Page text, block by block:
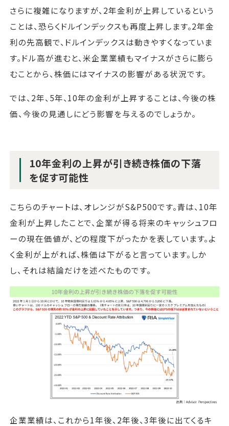
さらに複雑になりますが、2年金利が上昇しているという
ことは、恐らくドルインデックスも再度上昇します。2年金
利の先高観で、ドルインデックスは動きやすくなっていま
す。ドル高が進むと、米企業業績もマイナスがさらに膨ら
むことから、株価にはマイナスの影響がある状況です。
では、2年、5年、10年の金利が上昇することは、今後の株
価、今後の見通しにどう影響を与えるのでしょうか。
10年金利の上昇が引き続き株価の下落
を促す可能性
こちらのチャートは、オレンジがS&P500です。青は、10年
金利が上昇したことで、企業が得る将来のキャッシュフロ
ーの現在価値が、どの程度下がったかを表しています。よ
く金利が上がれば、株価は下がると言っています。しか
し、それは結論だけを述べたものです。
企業業績は、これから1年後、2年後、3年後に出てくるキ